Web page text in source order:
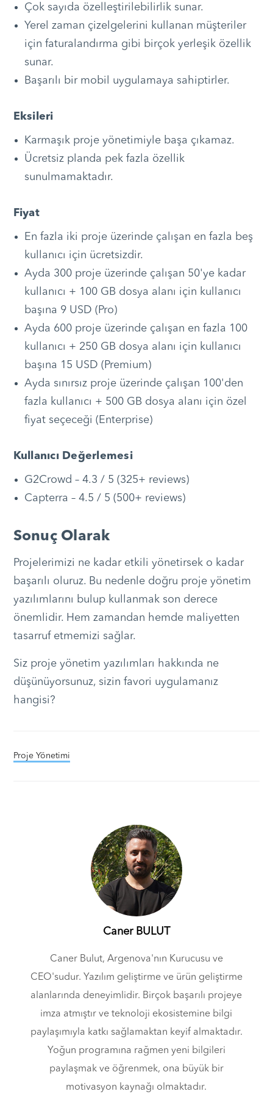
Çok sayıda özelleştirilebilirlik sunar.
Yerel zaman çizelgelerini kullanan müşteriler
için faturalandırma gibi birçok yerleşik özellik
sunar.
Başarılı bir mobil uygulamaya sahiptirler.
Eksileri
Karmaşık proje yönetimiyle başa çıkamaz.
Ücretsiz planda pek fazla özellik
sunulmamaktadır.
Fiyat
En fazla iki proje üzerinde çalışan en fazla beş
kullanıcı için ücretsizdir.
Ayda 300 proje üzerinde çalışan 50'ye kadar
kullanıcı + 100 GB dosya alanı için kullanıcı
başına 9 USD (Pro)
Ayda 600 proje üzerinde çalışan en fazla 100
kullanıcı + 250 GB dosya alanı için kullanıcı
başına 15 USD (Premium)
Ayda sınırsız proje üzerinde çalışan 100'den
fazla kullanıcı + 500 GB dosya alanı için özel
fiyat seçeceği (Enterprise)
Kullanıcı Değerlemesi
G2Crowd – 4.3 / 5 (325+ reviews)
Capterra – 4.5 / 5 (500+ reviews)
Sonuç Olarak
Projelerimizi ne kadar etkili yönetirsek o kadar
başarılı oluruz. Bu nedenle doğru proje yönetim
yazılımlarını bulup kullanmak son derece
önemlidir. Hem zamandan hemde maliyetten
tasarruf etmemizi sağlar.
Siz proje yönetim yazılımları hakkında ne
düşünüyorsunuz, sizin favori uygulamanız
hangisi?
Proje Yönetimi
Caner BULUT
Caner Bulut, Argenova'nın Kurucusu ve
CEO'sudur. Yazılım geliştirme ve ürün geliştirme
alanlarında deneyimlidir. Birçok başarılı projeye
imza atmıştır ve teknoloji ekosistemine bilgi
paylaşımıyla katkı sağlamaktan keyif almaktadır.
Yoğun programına rağmen yeni bilgileri
paylaşmak ve öğrenmek, ona büyük bir
motivasyon kaynağı olmaktadır.